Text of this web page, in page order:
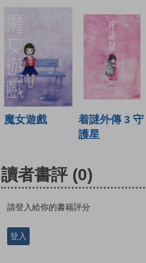
魔女遊戲
着謎外傳 3 守
護星
讀者書評 (0)
請登入給你的書籍評分
登入